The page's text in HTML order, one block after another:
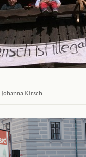
Johanna Kirsch